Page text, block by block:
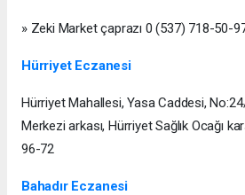
» Zeki Market çaprazı 0 (537) 718-50-
Hürriyet Eczanesi
Hürriyet Mahallesi, Yasa Caddesi,
Merkezi arkası, Hürriyet Sağlık Ocağı
96-72
Bahadır Eczanesi